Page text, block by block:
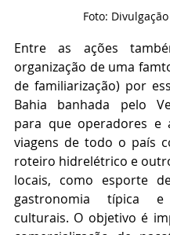
Foto: Divulgação
Entre as ações
organização de uma
de familiarização) por
Bahia banhada pelo
para que operadores e
viagens de todo o país
roteiro hidrelétrico e
locais, como esporte
gastronomia típica e
culturais. O objetivo é